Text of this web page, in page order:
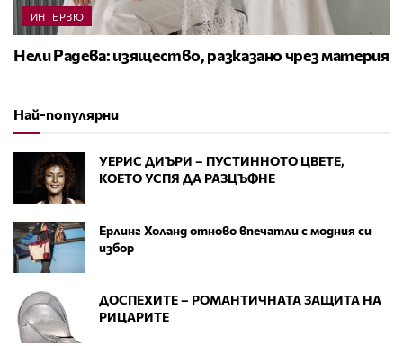
ИНТЕРВЮ
Нели Радева: изящество, разказано чрез материя
Най-популярни
УЕРИС ДИЪРИ – ПУСТИННОТО ЦВЕТЕ,
КОЕТО УСПЯ ДА РАЗЦЪФНЕ
Ерлинг Холанд отново впечатли с модния си
избор
ДОСПЕХИТЕ – РОМАНТИЧНАТА ЗАЩИТА НА
РИЦАРИТЕ